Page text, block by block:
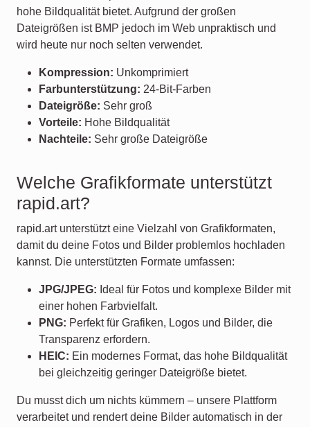
hohe Bildqualität bietet. Aufgrund der großen
Dateigrößen ist BMP jedoch im Web unpraktisch und
wird heute nur noch selten verwendet.
Kompression: Unkomprimiert
Farbunterstützung: 24-Bit-Farben
Dateigröße: Sehr groß
Vorteile: Hohe Bildqualität
Nachteile: Sehr große Dateigröße
Welche Grafikformate unterstützt
rapid.art?
rapid.art unterstützt eine Vielzahl von Grafikformaten,
damit du deine Fotos und Bilder problemlos hochladen
kannst. Die unterstützten Formate umfassen:
JPG/JPEG: Ideal für Fotos und komplexe Bilder mit
einer hohen Farbvielfalt.
PNG: Perfekt für Grafiken, Logos und Bilder, die
Transparenz erfordern.
HEIC: Ein modernes Format, das hohe Bildqualität
bei gleichzeitig geringer Dateigröße bietet.
Du musst dich um nichts kümmern – unsere Plattform
verarbeitet und rendert deine Bilder automatisch in der